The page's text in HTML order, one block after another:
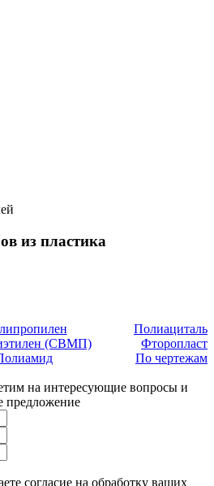
из пластика
Полиациталь
(СВМП)
Фторопласт
По чертежам
на интересующие вопросы и
предложение
согласие на обработку ваших